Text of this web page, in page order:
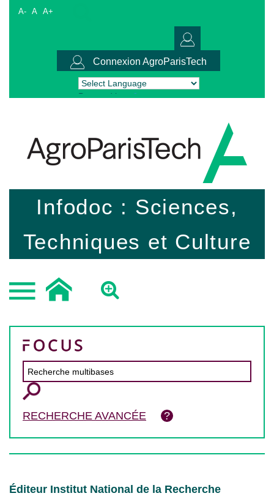
A- A A+
Connexion AgroParisTech
Powered by Translate
Infodoc : Sciences,
Techniques et Culture
RECHERCHE AVANCÉE
Éditeur Institut National de la Recherche